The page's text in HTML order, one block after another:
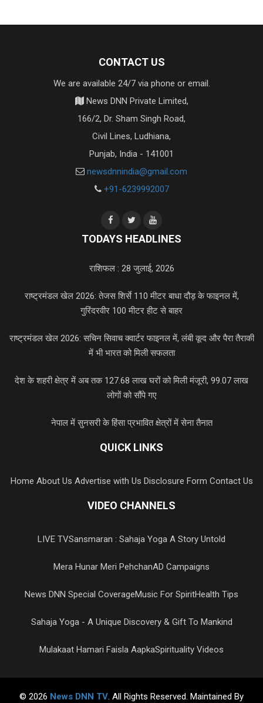
CONTACT US
We are available 24/7 via phone or email.
News DNN Private Limited,
166/2, Dr. Sham Singh Road,
Civil Lines, Ludhiana,
Punjab, India - 141001
newsdnnindia@gmail.com
+91-6239992007
TODAYS HEADLINES
राशिफल : 28 जुलाई, 2026
राष्ट्रमंडल खेल 2026: तेजस शिर्से 110 मीटर बाधा दौड़ के फाइनल में,
गुरिंदरवीर 100 मीटर हीट से बाहर
राष्ट्रमंडल खेल 2026: सचिन सिवाच क्वार्टर फाइनल में, लंबी कूद और पैरा तैराकी
में भी भारत को मिली सफलता
देश के शहरी क्षेत्र में अब तक 127.68 लाख घरों को मिली मंजूरी, 99.07 लाख
लोगों को सौंपे गए
नेपाल में सुनसरी के हिंसा प्रभावित क्षेत्रों में सेना तैनात
QUICK LINKS
Home About Us Advertise with Us Disclosure Form Contact Us
VIDEO CHANNELS
LIVE TVSansmaran : Sahaja Yoga A Story Untold
Mera Hunar Meri PehchanAD Campaigns
News DNN Special CoverageMusic For SpiritHealth Tips
Sahaja Yoga - A Unique Discovery & Gift To Mankind
Mulakaat Hamari Faisla AapkaSpirituality Videos
© 2026 News DNN TV. All Rights Reserved. Maintained By